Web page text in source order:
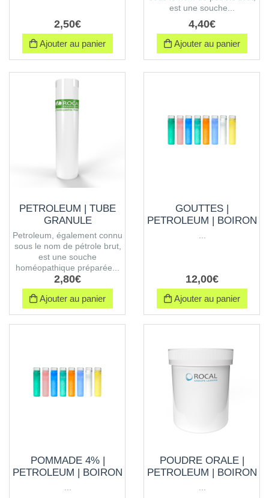
2,50€
Ajouter au panier
est une souche...
4,40€
Ajouter au panier
PETROLEUM | TUBE
GRANULE
Petroleum, également connu
sous le nom de pétrole brut,
est une souche
homéopathique préparée...
2,80€
Ajouter au panier
GOUTTES |
PETROLEUM | BOIRON
12,00€
Ajouter au panier
POMMADE 4% |
PETROLEUM | BOIRON
POUDRE ORALE |
PETROLEUM | BOIRON